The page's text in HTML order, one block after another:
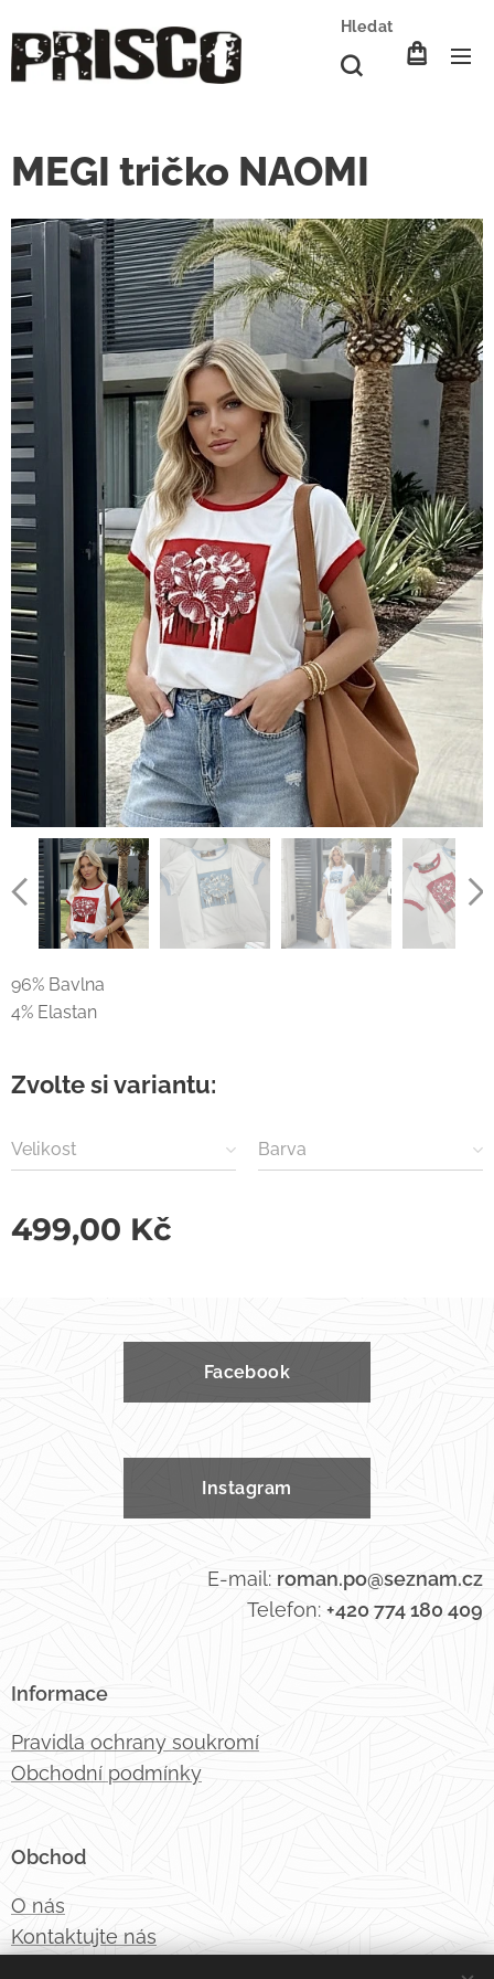
Hledat
MEGI tričko NAOMI
96% Bavlna
4% Elastan
Zvolte si variantu:
Velikost Barva
499,00 Kč
Facebook
Instagram
E-mail: roman.po@seznam.cz
Telefon: +420 774 180 409
Informace
Pravidla ochrany soukromí
Obchodní podmínky
Obchod
O nás
Kontaktujte nás